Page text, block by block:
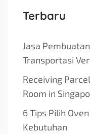
Terbaru
Jasa
Transportasi
Receiving
Room in
6 Tips Pilih
Kebutuhan